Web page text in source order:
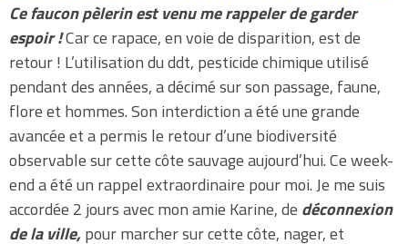
Ce faucon pèlerin est venu me rappeler de garder
espoir !Car ce rapace, en voie de disparition, est de
retour ! L’utilisation du ddt, pesticide chimique utilisé
pendant des années, a décimé sur son passage, faune,
flore et hommes. Son interdiction a été une grande
avancée et a permis le retour d’une biodiversité
observable sur cette côte sauvage aujourd’hui. Ce week-
end a été un rappel extraordinaire pour moi. Je me suis
accordée 2 jours avec mon amie Karine, de déconnexion
de la ville,pour marcher sur cette côte, nager, et